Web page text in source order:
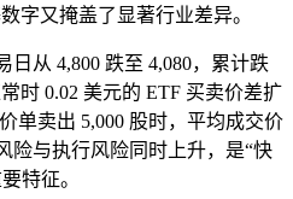
字又掩盖了显著行业差异。
从 4,800 跌至 4,080，累计跌
时 0.02 美元的 ETF 买卖价差扩
单卖出 5,000 股时，平均成交价
险与执行风险同时上升，是“快
特征。